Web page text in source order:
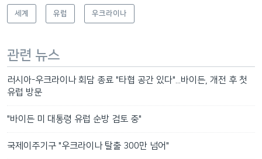
세계 유럽 우크라이나
관련 뉴스
러시아-우크라이나 회담 종료 "타협 공간 있다"...바이든, 개전 후 첫
유럽 방문
"바이든 미 대통령 유럽 순방 검토 중"
국제이주기구 "우크라이나 탈출 300만 넘어"